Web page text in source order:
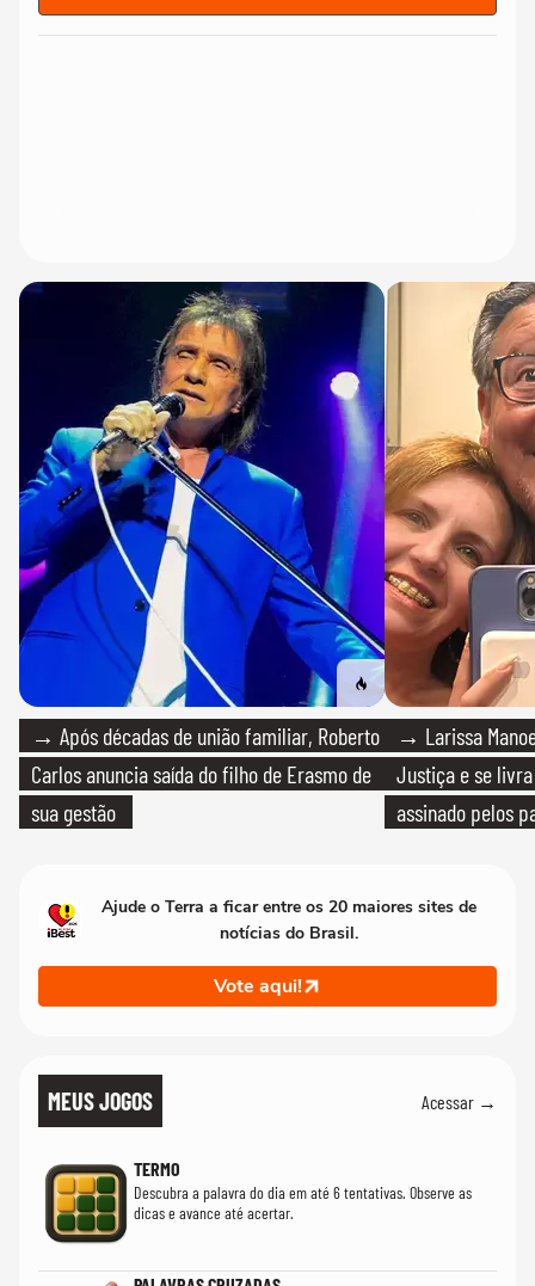
→ Após décadas de união familiar, Roberto
Carlos anuncia saída do filho de Erasmo de
sua gestão
→ Larissa
Justiça e se
assinado pelos
Ajude o Terra a ficar entre os 20 maiores sites de
notícias do Brasil.
Vote aqui!
MEUS JOGOS Acessar →
TERMO
Descubra a palavra do dia em até 6 tentativas. Observe as
dicas e avance até acertar.